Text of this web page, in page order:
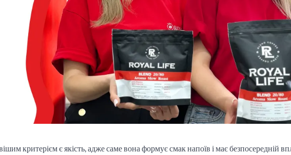
критерієм є якість, адже саме вона формує смак напоїв і має безпосередній